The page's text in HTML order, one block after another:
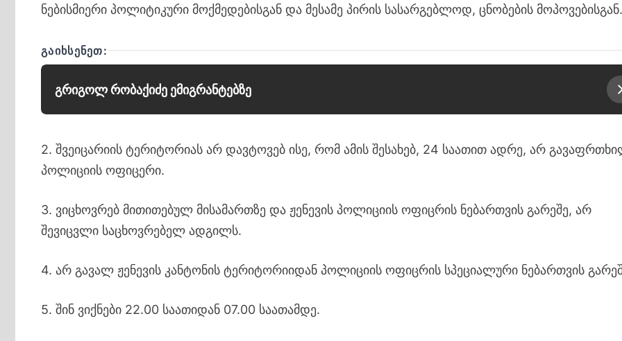
ნებისმიერი პოლიტიკური მოქმედებისგან და მესამე პირის სასარგებლოდ, ცნობების
ᲒᲐᲘᲮᲡᲔᲜᲔᲗ:
გრიგოლ რობაქიძე ემიგრანტებზე
2. შვეიცარიის ტერიტორიას არ დავტოვებ ისე, რომ ამის შესახებ, 24 საათით ადრე, არ
პოლიციის ოფიცერი.
3. ვიცხოვრებ მითითებულ მისამართზე და ჟენევის პოლიციის ოფიცრის ნებართვის გარეშე, არ
შევიცვლი საცხოვრებელ ადგილს.
4. არ გავალ ჟენევის კანტონის ტერიტორიიდან პოლიციის ოფიცრის სპეციალური ნებართვის
5. შინ ვიქნები 22.00 საათიდან 07.00 საათამდე.